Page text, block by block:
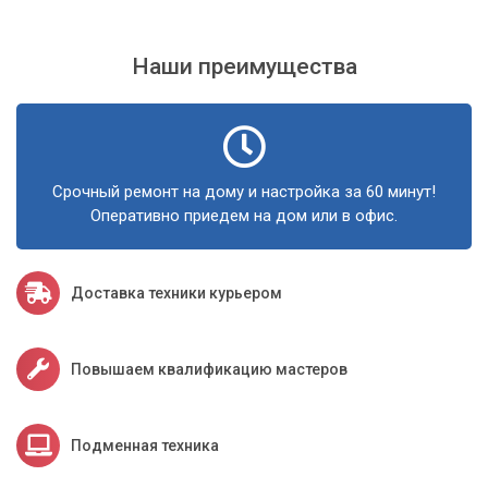
Наши преимущества
Срочный ремонт на дому и настройка за 60 минут!
Оперативно приедем на дом или в офис.
Доставка техники курьером
Повышаем квалификацию мастеров
Подменная техника